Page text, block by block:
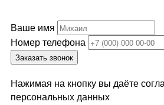
Ваше имя
Номер телефона
Заказать звонок
Нажимая на кнопку вы даёте
персональных данных